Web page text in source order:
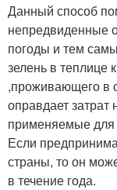
Данный способ
непредвиденные
погоды и тем
зелень в теплице
,проживающего в
оправдает
применяемые для
Если
страны, то он
в течение года.